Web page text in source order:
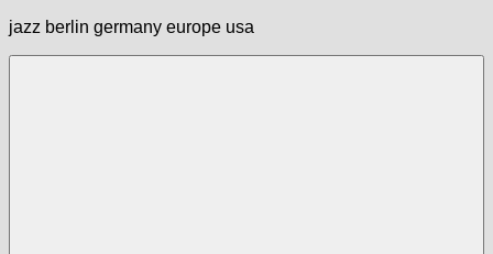
jazz berlin germany europe usa